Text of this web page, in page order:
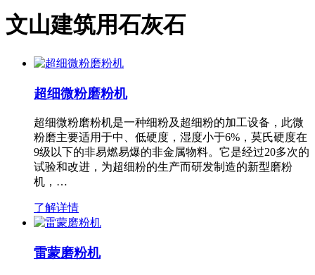
文山建筑用石灰石
超细微粉磨粉机
超细微粉磨粉机是一种细粉及超细粉的加工设备，此微
粉磨主要适用于中、低硬度，湿度小于6%，莫氏硬度在
9级以下的非易燃易爆的非金属物料。它是经过20多次的
试验和改进，为超细粉的生产而研发制造的新型磨粉
机，…
了解详情
雷蒙磨粉机